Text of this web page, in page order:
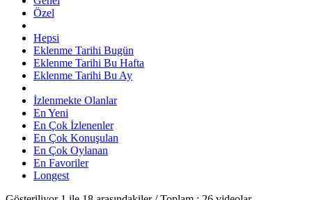
Özel
Hepsi
Eklenme Tarihi Bugün
Eklenme Tarihi Bu Hafta
Eklenme Tarihi Bu Ay
İzlenmekte Olanlar
En Yeni
En Çok İzlenenler
En Çok Konuşulan
En Çok Oylanan
En Favoriler
Longest